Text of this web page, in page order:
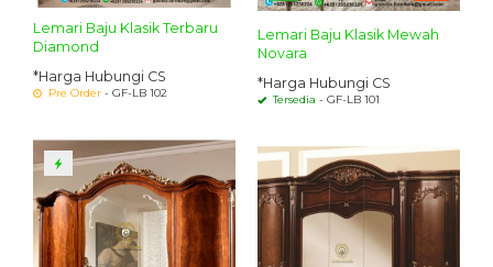
Lemari Baju Klasik Terbaru
Diamond
*Harga Hubungi CS
Pre Order - GF-LB 102
Lemari Baju Klasik Mewah
Novara
*Harga Hubungi CS
Tersedia - GF-LB 101